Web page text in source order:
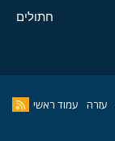
חתולים
עזרה עמוד ראשי